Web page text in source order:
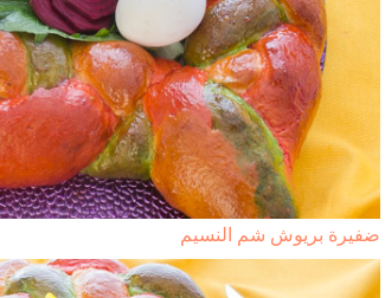
ضفيرة بريوش شم النسيم